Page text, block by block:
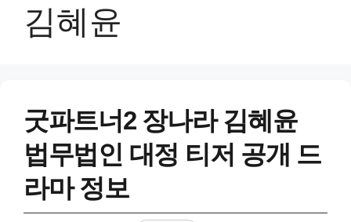
김혜윤
굿파트너2 장나라 김혜윤
법무법인 대정 티저 공개 드
라마 정보